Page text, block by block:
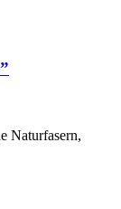
Naturfasern,